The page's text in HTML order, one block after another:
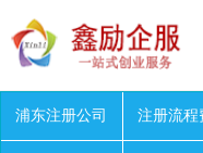
浦东注册公司 注册流程